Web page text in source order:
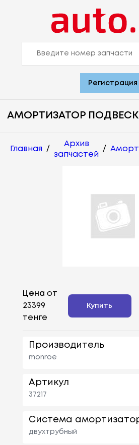
Регистрация
АМОРТИЗАТОР
Главная /
Архив
запчастей
/
Цена от
23399
тенге
Купить
Производитель
monroe
Артикул
37217
Система
двухтрубный